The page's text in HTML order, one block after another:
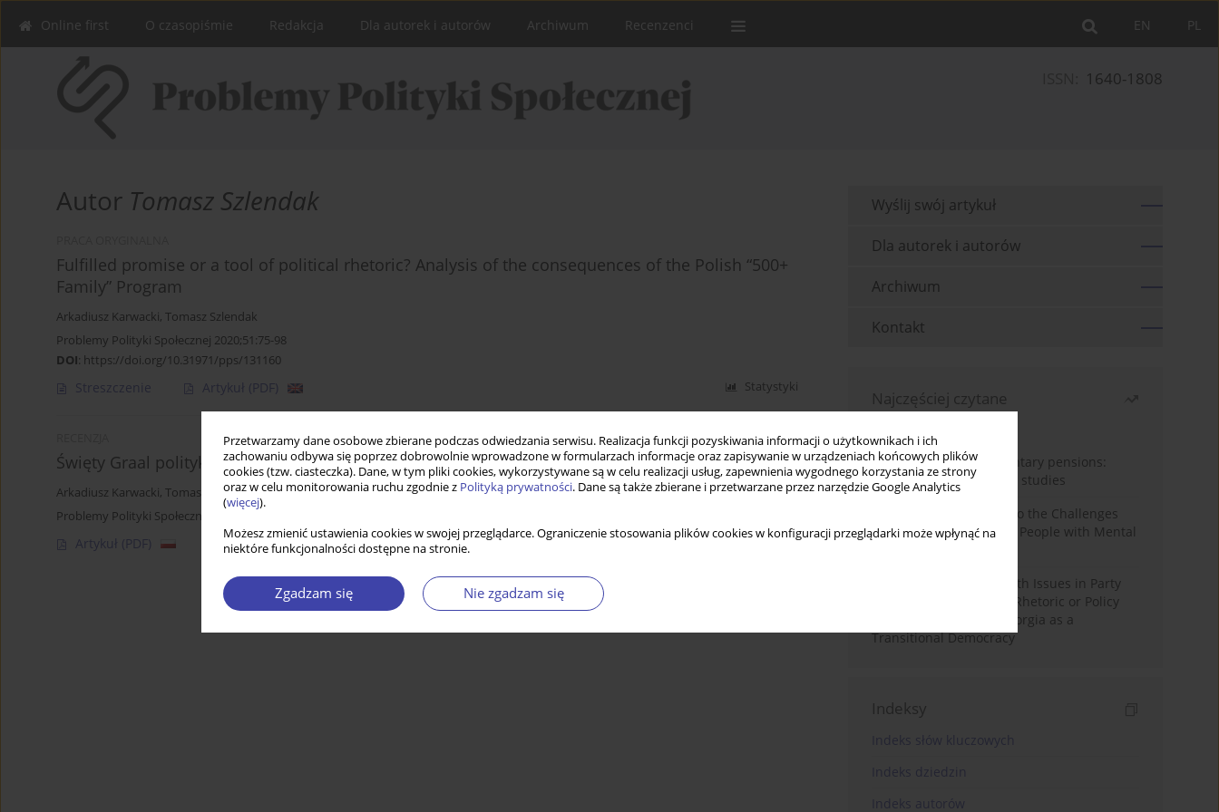
Przetwarzamy dane osobowe zbierane podczas odwiedzania serwisu. Realizacja funkcji pozyskiwania informacji o użytkownikach i ich
zachowaniu odbywa się poprzez dobrowolnie wprowadzone w formularzach informacje oraz zapisywanie w urządzeniach końcowych plików
cookies (tzw. ciasteczka). Dane, w tym pliki cookies, wykorzystywane są w celu realizacji usług, zapewnienia wygodnego korzystania ze strony
oraz w celu monitorowania ruchu zgodnie z Polityką prywatności. Dane są także zbierane i przetwarzane przez narzędzie Google Analytics
(więcej).
Możesz zmienić ustawienia cookies w swojej przeglądarce. Ograniczenie stosowania plików cookies w konfiguracji przeglądarki może wpłynąć na
niektóre funkcjonalności dostępne na stronie.
Zgadzam się Nie zgadzam się
PL
EN
Online first O czasopiśmie Redakcja Dla autorek i autorów Archiwum Recenzenci
1640-1808
Autor Tomasz Szlendak
Fulfilled promise or a tool of political rhetoric? Analysis of the consequences of the Polish “500+
Family” Program
Arkadiusz Karwacki, Tomasz Szlendak
Problemy Polityki Społecznej 2020;51:75-98
DOI: https://doi.org/10.31971/pps/131160
Streszczenie Artykuł (PDF) Statystyki
Święty Graal polityki społecznej? O „koncepcji poziomicy” Richarda Wilkinsona i Kate Pickett
Arkadiusz Karwacki, Tomasz Szlendak
Problemy Polityki Społecznej 2009;12:219-231
Artykuł (PDF) Statystyki
Wyślij swój artykuł
Dla autorek i autorów
Archiwum
Kontakt
Najczęściej czytane
Auto-enrolment in voluntary pensions:
Comparative OECD case studies
Bibliometric Insights into the Challenges
and Needs of Homeless People with Mental
The Politicisation of Youth Issues in Party
Programmes: Symbolic Rhetoric or Policy
Priority? The Case of Georgia as a
Transitional Democracy
Indeksy
Indeks słów kluczowych
Indeks dziedzin
Indeks autorów